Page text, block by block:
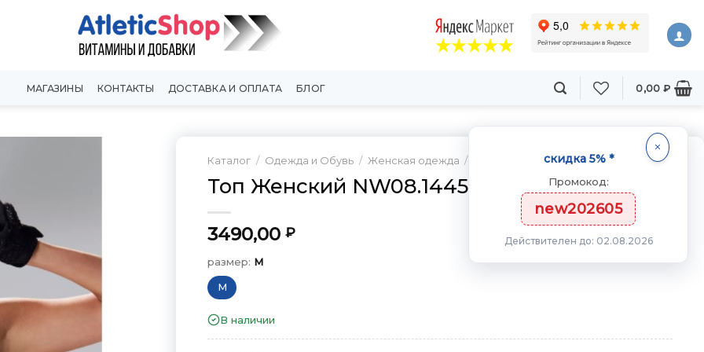
МАГАЗИНЫ КОНТАКТЫ ДОСТАВКА И ОПЛАТА БЛОГ 0,00 ₽
Каталог / Одежда и Обувь / Женская одежда / Спортивные Топы и майки
Топ Женский NW08.1445.2
3490,00 ₽
размер: M
M
В наличии
скидка 5% *
Промокод:
new202605
Действителен до: 02.08.2026